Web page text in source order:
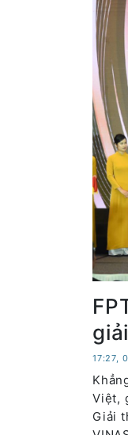
17:27,
Việt,
Giải